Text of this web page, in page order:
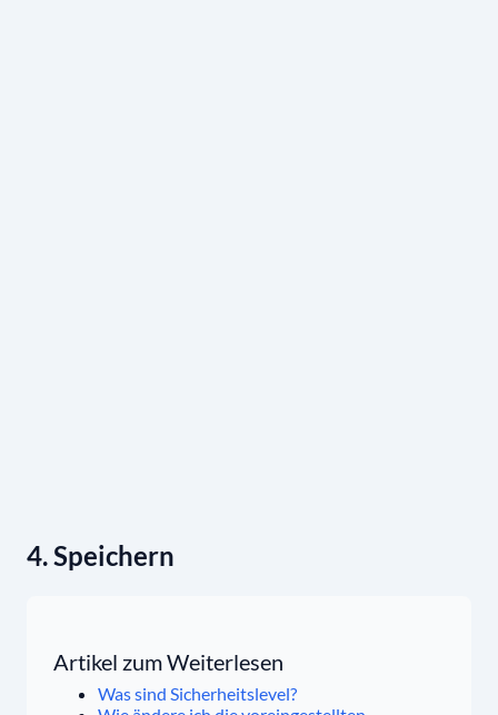
4. Speichern
Artikel zum Weiterlesen
Was sind Sicherheitslevel?